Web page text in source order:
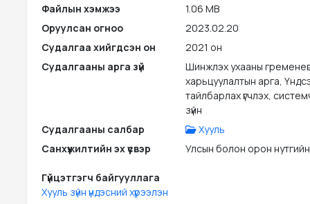
Файлын хэмжээ
1.06 MB
Оруулсан огноо
2023.02.20
Судалгаа хийгдсэн он
2021 он
Судалгааны арга зүй
Шинжлэх ухааны
харьцуулалтын арга,
тайлбарлах үгчлэх,
зүйн
Судалгааны салбар
Хууль
Санхүүжилтийн эх үүсвэр
Улсын болон орон
Гүйцэтгэгч байгууллага
Хууль зүйн үндэсний хүрээлэн